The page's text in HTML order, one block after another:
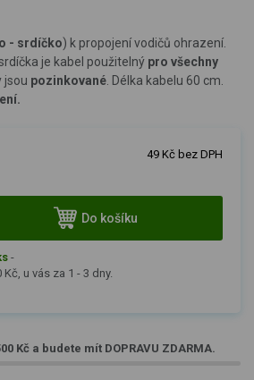
- srdíčko) k propojení vodičů ohrazení.
je kabel použitelný pro všechny
jsou pozinkované . Délka kabelu 60 cm.
49 Kč bez DPH
Do košíku
-
u vás za 1 - 3 dny.
Kč a budete mít DOPRAVU ZDARMA.